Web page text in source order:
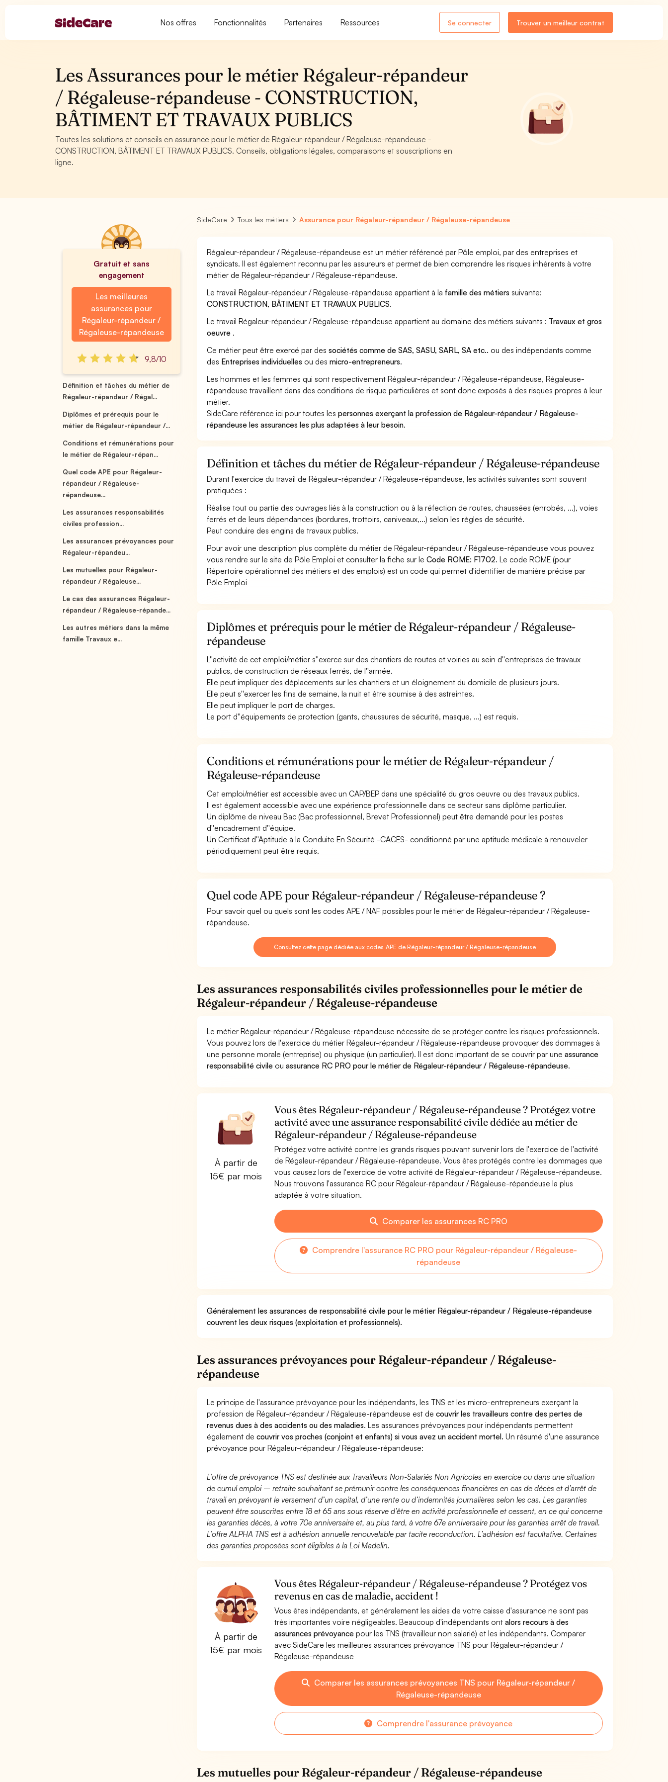
Nos offres Fonctionnalités Partenaires Ressources Se connecter Trouver un meilleur contrat
Les Assurances pour le métier Régaleur-répandeur
/ Régaleuse-répandeuse - CONSTRUCTION,
BÂTIMENT ET TRAVAUX PUBLICS
Toutes les solutions et conseils en assurance pour le métier de Régaleur-répandeur / Régaleuse-répandeuse -
CONSTRUCTION, BÂTIMENT ET TRAVAUX PUBLICS. Conseils, obligations légales, comparaisons et souscriptions en
ligne.
Gratuit et sans
engagement
Les meilleures
assurances pour
Régaleur-répandeur /
Régaleuse-répandeuse
9,8/10
Définition et tâches du métier de
Régaleur-répandeur / Régal...
Diplômes et prérequis pour le
métier de Régaleur-répandeur /...
Conditions et rémunérations pour
le métier de Régaleur-répan...
Quel code APE pour Régaleur-
répandeur / Régaleuse-
répandeuse...
Les assurances responsabilités
civiles profession...
Les assurances prévoyances pour
Régaleur-répandeu...
Les mutuelles pour Régaleur-
répandeur / Régaleuse...
Le cas des assurances Régaleur-
répandeur / Régaleuse-répande...
Les autres métiers dans la même
famille Travaux e...
SideCare Tous les métiers Assurance pour Régaleur-répandeur / Régaleuse-répandeuse
Régaleur-répandeur / Régaleuse-répandeuse est un métier référencé par Pôle emploi, par des entreprises et
syndicats. Il est également reconnu par les assureurs et permet de bien comprendre les risques inhérents à votre
métier de Régaleur-répandeur / Régaleuse-répandeuse.
Le travail Régaleur-répandeur / Régaleuse-répandeuse appartient à la famille des métiers suivante:
CONSTRUCTION, BÂTIMENT ET TRAVAUX PUBLICS.
Le travail Régaleur-répandeur / Régaleuse-répandeuse appartient au domaine des métiers suivants : Travaux et gros
oeuvre .
Ce métier peut être exercé par dessociétés comme de SAS, SASU, SARL, SA etc.. ou des indépendants comme
des Entreprises individuelles ou desmicro-entrepreneurs.
Les hommes et les femmes qui sont respectivement Régaleur-répandeur / Régaleuse-répandeuse, Régaleuse-
répandeuse travaillent dans des conditions de risque particulières et sont donc exposés à des risques propres à leur
métier.
SideCare référence ici pour toutes lespersonnes exerçant la profession de Régaleur-répandeur / Régaleuse-
répandeuse les assurances les plus adaptées à leur besoin.
Définition et tâches du métier de Régaleur-répandeur / Régaleuse-répandeuse
Durant l'exercice du travail de Régaleur-répandeur / Régaleuse-répandeuse, les activités suivantes sont souvent
pratiquées :
Réalise tout ou partie des ouvrages liés à la construction ou à la réfection de routes, chaussées (enrobés, ...), voies
ferrés et de leurs dépendances (bordures, trottoirs, caniveaux,...) selon les règles de sécurité.
Peut conduire des engins de travaux publics.
Pour avoir une description plus complète du métier de Régaleur-répandeur / Régaleuse-répandeuse vous pouvez
vous rendre sur le site de Pôle Emploi et consulter la fiche sur leCode ROME: F1702. Le code ROME (pour
Répertoire opérationnel des métiers et des emplois) est un code qui permet d'identifier de manière précise par
Pôle Emploi
Diplômes et prérequis pour le métier de Régaleur-répandeur / Régaleuse-
répandeuse
L''activité de cet emploi/métier s''exerce sur des chantiers de routes et voiries au sein d''entreprises de travaux
publics, de construction de réseaux ferrés, de l''armée.
Elle peut impliquer des déplacements sur les chantiers et un éloignement du domicile de plusieurs jours.
Elle peut s''exercer les fins de semaine, la nuit et être soumise à des astreintes.
Elle peut impliquer le port de charges.
Le port d''équipements de protection (gants, chaussures de sécurité, masque, ...) est requis.
Conditions et rémunérations pour le métier de Régaleur-répandeur /
Régaleuse-répandeuse
Cet emploi/métier est accessible avec un CAP/BEP dans une spécialité du gros oeuvre ou des travaux publics.
Il est également accessible avec une expérience professionnelle dans ce secteur sans diplôme particulier.
Un diplôme de niveau Bac (Bac professionnel, Brevet Professionnel) peut être demandé pour les postes
d''encadrement d''équipe.
Un Certificat d''Aptitude à la Conduite En Sécurité -CACES- conditionné par une aptitude médicale à renouveler
périodiquement peut être requis.
Quel code APE pour Régaleur-répandeur / Régaleuse-répandeuse ?
Pour savoir quel ou quels sont les codes APE / NAF possibles pour le métier de Régaleur-répandeur / Régaleuse-
répandeuse.
Consultez cette page dédiée aux codes APE de Régaleur-répandeur / Régaleuse-répandeuse
Les assurances responsabilités civiles professionnelles pour le métier de
Régaleur-répandeur / Régaleuse-répandeuse
Le métier Régaleur-répandeur / Régaleuse-répandeuse nécessite de se protéger contre les risques professionnels.
Vous pouvez lors de l'exercice du métier Régaleur-répandeur / Régaleuse-répandeuse provoquer des dommages à
une personne morale (entreprise) ou physique (un particulier). Il est donc important de se couvrir par uneassurance
responsabilité civile ouassurance RC PRO pour le métier de Régaleur-répandeur / Régaleuse-répandeuse.
À partir de
15€ par mois
Vous êtes Régaleur-répandeur / Régaleuse-répandeuse ? Protégez votre
activité avec une assurance responsabilité civile dédiée au métier de
Régaleur-répandeur / Régaleuse-répandeuse
Protégez votre activité contre les grands risques pouvant survenir lors de l'exercice de l'activité
de Régaleur-répandeur / Régaleuse-répandeuse. Vous êtes protégés contre les dommages que
vous causez lors de l'exercice de votre activité de Régaleur-répandeur / Régaleuse-répandeuse.
Nous trouvons l'assurance RC pour Régaleur-répandeur / Régaleuse-répandeuse la plus
adaptée à votre situation.
Comparer les assurances RC PRO
Comprendre l'assurance RC PRO pour Régaleur-répandeur / Régaleuse-
répandeuse
Généralement les assurances de responsabilité civile pour le métier Régaleur-répandeur / Régaleuse-répandeuse
couvrent les deux risques (exploitation et professionnels).
Les assurances prévoyances pour Régaleur-répandeur / Régaleuse-
répandeuse
Le principe de l'assurance prévoyance pour les indépendants, les TNS et les micro-entrepreneurs exerçant la
profession de Régaleur-répandeur / Régaleuse-répandeuse est decouvrir les travailleurs contre des pertes de
revenus dues à des accidents ou des maladies. Les assurances prévoyances pour indépendants permettent
également decouvrir vos proches (conjoint et enfants) si vous avez un accident mortel. Un résumé d'une assurance
prévoyance pour Régaleur-répandeur / Régaleuse-répandeuse:
L’offre de prévoyance TNS est destinée aux Travailleurs Non-Salariés Non Agricoles en exercice ou dans une situation
de cumul emploi – retraite souhaitant se prémunir contre les conséquences financières en cas de décès et d’arrêt de
travail en prévoyant le versement d’un capital, d’une rente ou d’indemnités journalières selon les cas. Les garanties
peuvent être souscrites entre 18 et 65 ans sous réserve d’être en activité professionnelle et cessent, en ce qui concerne
les garanties décès, à votre 70e anniversaire et, au plus tard, à votre 67e anniversaire pour les garanties arrêt de travail.
L’offre ALPHA TNS est à adhésion annuelle renouvelable par tacite reconduction. L’adhésion est facultative. Certaines
des garanties proposées sont éligibles à la Loi Madelin.
À partir de
15€ par mois
Vous êtes Régaleur-répandeur / Régaleuse-répandeuse ? Protégez vos
revenus en cas de maladie, accident !
Vous êtes indépendants, et généralement les aides de votre caisse d'assurance ne sont pas
très importantes voire négligeables. Beaucoup d'indépendants ont alors recours à des
assurances prévoyancepour les TNS (travailleur non salarié) et les indépendants. Comparer
avec SideCare les meilleures assurances prévoyance TNS pour Régaleur-répandeur /
Régaleuse-répandeuse
Comparer les assurances prévoyances TNS pour Régaleur-répandeur /
Régaleuse-répandeuse
Comprendre l'assurance prévoyance
Les mutuelles pour Régaleur-répandeur / Régaleuse-répandeuse